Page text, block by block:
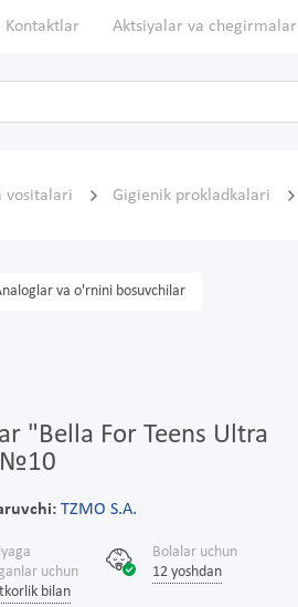
Kontaktlar Aktsiyalar va chegirmalar
vositalari Gigienik prokladkalari
va o'rnini bosuvchilar
"Bella For Teens Ultra
№10
TZMO S.A.
uchun
bilan
Bolalar uchun
12 yoshdan